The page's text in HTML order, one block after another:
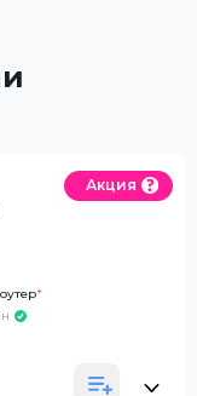
Акция
*